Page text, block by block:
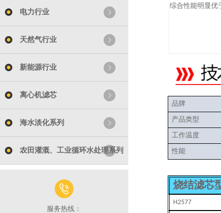
电力行业
天然气行业
新能源行业
离心机滤芯
海水淡化系列
农田灌溉、工业循环水处理系列
服务热线：
综合性能明显优
品牌
产品类型
工作温度
性能
烧结滤芯
H2577